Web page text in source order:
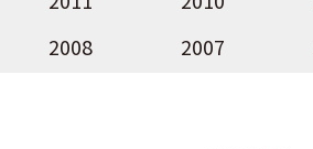
2008
2007